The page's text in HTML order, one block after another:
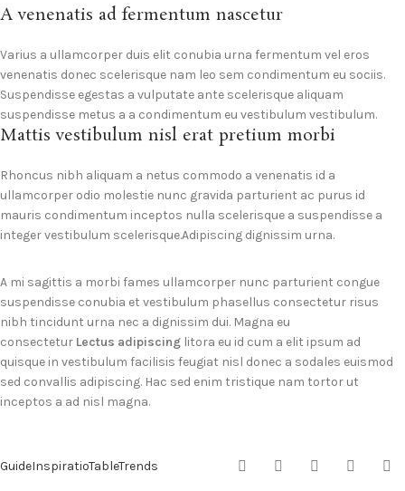
A venenatis ad fermentum nascetur
Varius a ullamcorper duis elit conubia urna fermentum vel eros
venenatis donec scelerisque nam leo sem condimentum eu sociis.
Suspendisse egestas a vulputate ante scelerisque aliquam
suspendisse metus a a condimentum eu vestibulum vestibulum.
Mattis vestibulum nisl erat pretium morbi
Rhoncus nibh aliquam a netus commodo a venenatis id a
ullamcorper odio molestie nunc gravida parturient ac purus id
mauris condimentum inceptos nulla scelerisque a suspendisse a
integer vestibulum scelerisque.Adipiscing dignissim urna.
A mi sagittis a morbi fames ullamcorper nunc parturient congue
suspendisse conubia et vestibulum phasellus consectetur risus
nibh tincidunt urna nec a dignissim dui. Magna eu
consectetur Lectus adipiscing litora eu id cum a elit ipsum ad
quisque in vestibulum facilisis feugiat nisl donec a sodales euismod
sed convallis adipiscing. Hac sed enim tristique nam tortor ut
inceptos a ad nisl magna.
GuideInspiratioTableTrends